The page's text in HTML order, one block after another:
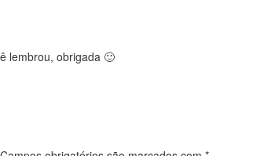
lembrou, obrigada 🙂